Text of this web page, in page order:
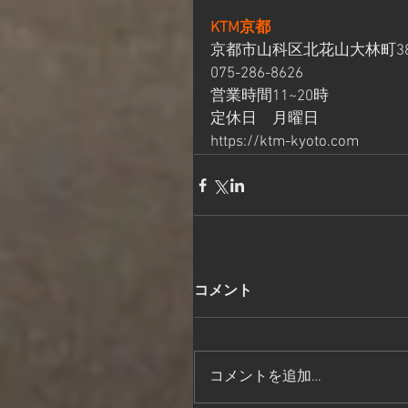
KTM京都
京都市山科区北花山大林町
075-286-8626
営業時間11~20時
定休日　月曜日
https://ktm-kyoto.com
コメント
コメントを追加…